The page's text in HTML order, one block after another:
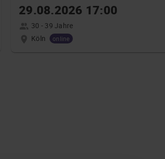
29.08.2026 17:00
30 - 39 Jahre
Köln
online